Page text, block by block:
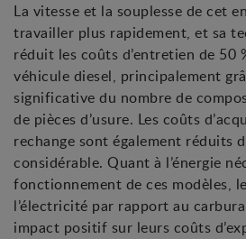
La vitesse et la souplesse de cet
travailler plus rapidement, et sa
réduit les coûts d’entretien de 50
véhicule diesel, principalement
significative du nombre de
de pièces d’usure. Les coûts
rechange sont également réduits
considérable. Quant à l’énergie
fonctionnement de ces modèles,
l’électricité par rapport au
impact positif sur leurs coûts